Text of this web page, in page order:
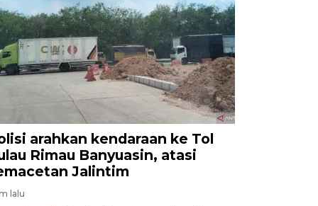
arahkan kendaraan ke Tol
Rimau Banyuasin, atasi
Jalintim
lalu